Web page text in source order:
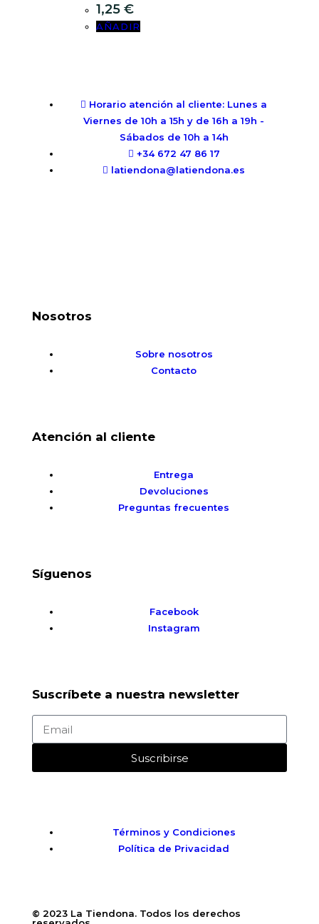
1,25 €
AÑADIR
Horario atención al cliente: Lunes a
Viernes de 10h a 15h y de 16h a 19h -
Sábados de 10h a 14h
+34 672 47 86 17
latiendona@latiendona.es
Nosotros
Sobre nosotros
Contacto
Atención al cliente
Entrega
Devoluciones
Preguntas frecuentes
Síguenos
Facebook
Instagram
Suscríbete a nuestra newsletter
Suscribirse
© 2023 La Tiendona. Todos los derechos
Términos y Condiciones
Política de Privacidad